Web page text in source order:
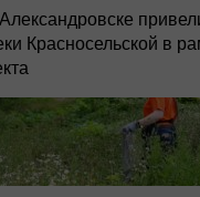
Красносельской в